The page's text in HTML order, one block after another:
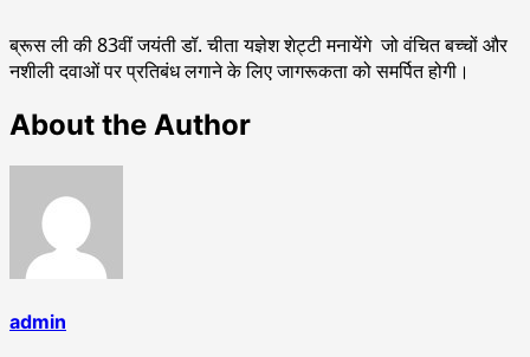
ब्रूस ली की 83वीं जयंती डॉ. चीता यज्ञेश शेट्टी मनायेंगे जो वंचित बच्चों और
नशीली दवाओं पर प्रतिबंध लगाने के लिए जागरूकता को समर्पित होगी।
About the Author
admin